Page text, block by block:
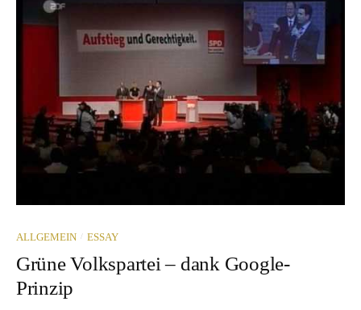
ALLGEMEIN / ESSAY
Grüne Volkspartei – dank Google-
Prinzip